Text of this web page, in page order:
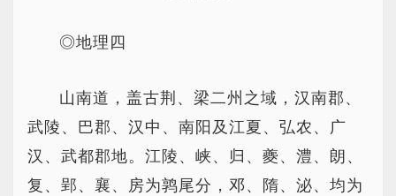
◎地理四
山南道，盖古荆、梁二州之域，汉南郡、
武陵、巴郡、汉中、南阳及江夏、弘农、广
汉、武都郡地。江陵、峡、归、夔、澧、朗、
复、郢、襄、房为鹑尾分，邓、隋、泌、均为